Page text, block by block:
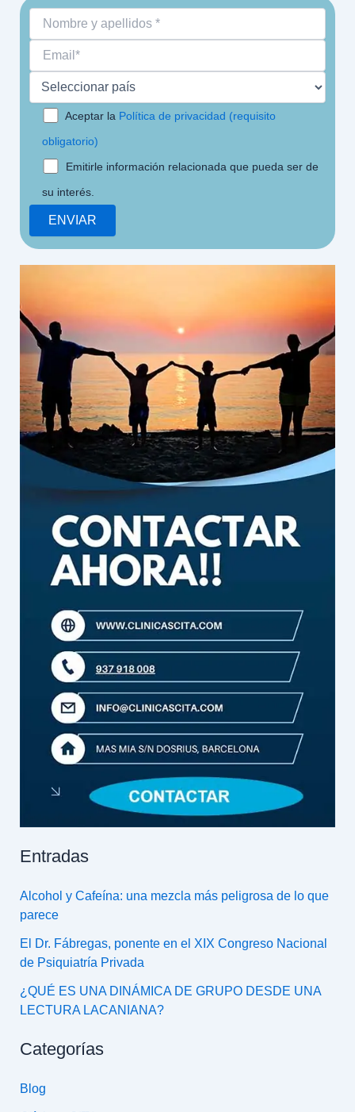
Aceptar la Política de privacidad (requisito
obligatorio)
Emitirle información relacionada que pueda ser de
su interés.
Entradas
Alcohol y Cafeína: una mezcla más peligrosa de lo que
parece
El Dr. Fábregas, ponente en el XIX Congreso Nacional
de Psiquiatría Privada
¿QUÉ ES UNA DINÁMICA DE GRUPO DESDE UNA
LECTURA LACANIANA?
Categorías
Blog